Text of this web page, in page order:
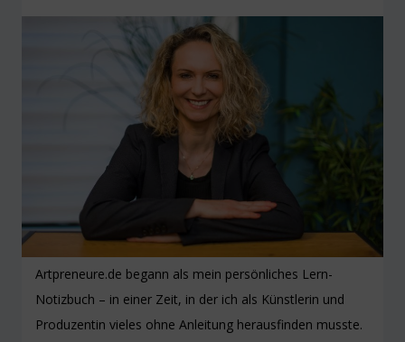
Artpreneure.de begann als mein persönliches Lern-
Notizbuch – in einer Zeit, in der ich als Künstlerin und
Produzentin vieles ohne Anleitung herausfinden musste.